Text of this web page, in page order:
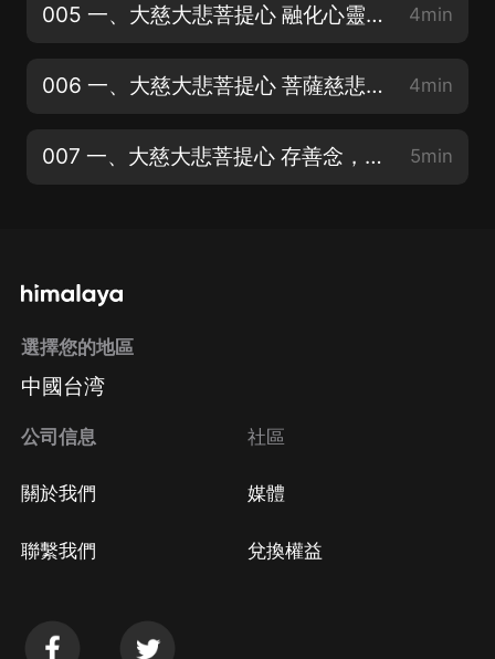
005 一、大慈大悲菩提心 融化心靈的堅冰 4min
006 一、大慈大悲菩提心 菩薩慈悲，也有金剛怒目 4min
007 一、大慈大悲菩提心 存善念，行善行 5min
選擇您的地區
中國台湾
公司信息
關於我們
聯繫我們
社區
媒體
兌換權益